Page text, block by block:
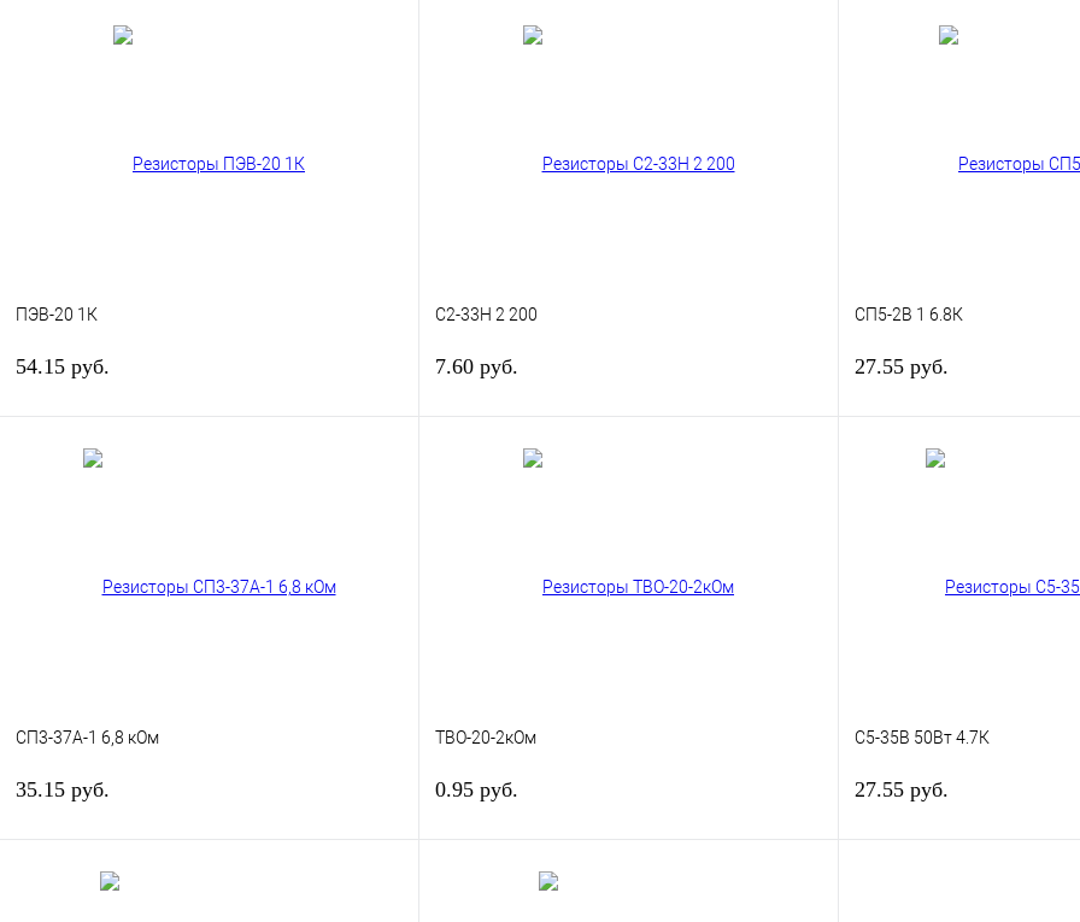
ПЭВ-20 1К
54.15 руб.
С2-33Н 2 200
7.60 руб.
СП5-2В 1 6.8К
27.55 руб.
СП3-37А-1 6,8 кОм
35.15 руб.
ТВО-20-2кОм
0.95 руб.
С5-35В 50Вт 4.7К
27.55 руб.